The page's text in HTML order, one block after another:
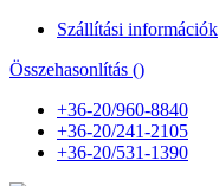
Szállítási információk
Összehasonlítás ()
+36-20/960-8840
+36-20/241-2105
+36-20/531-1390